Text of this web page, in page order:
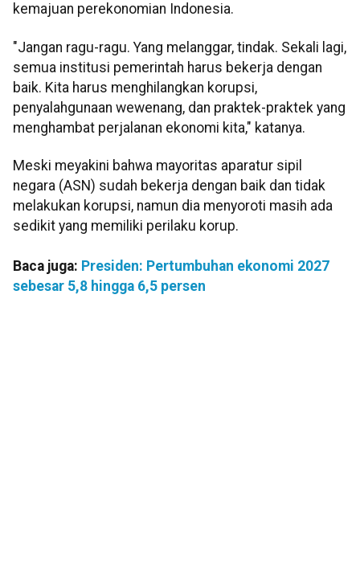
kemajuan perekonomian Indonesia.
"Jangan ragu-ragu. Yang melanggar, tindak. Sekali lagi,
semua institusi pemerintah harus bekerja dengan
baik. Kita harus menghilangkan korupsi,
penyalahgunaan wewenang, dan praktek-praktek yang
menghambat perjalanan ekonomi kita," katanya.
Meski meyakini bahwa mayoritas aparatur sipil
negara (ASN) sudah bekerja dengan baik dan tidak
melakukan korupsi, namun dia menyoroti masih ada
sedikit yang memiliki perilaku korup.
Baca juga: Presiden: Pertumbuhan ekonomi 2027
sebesar 5,8 hingga 6,5 persen